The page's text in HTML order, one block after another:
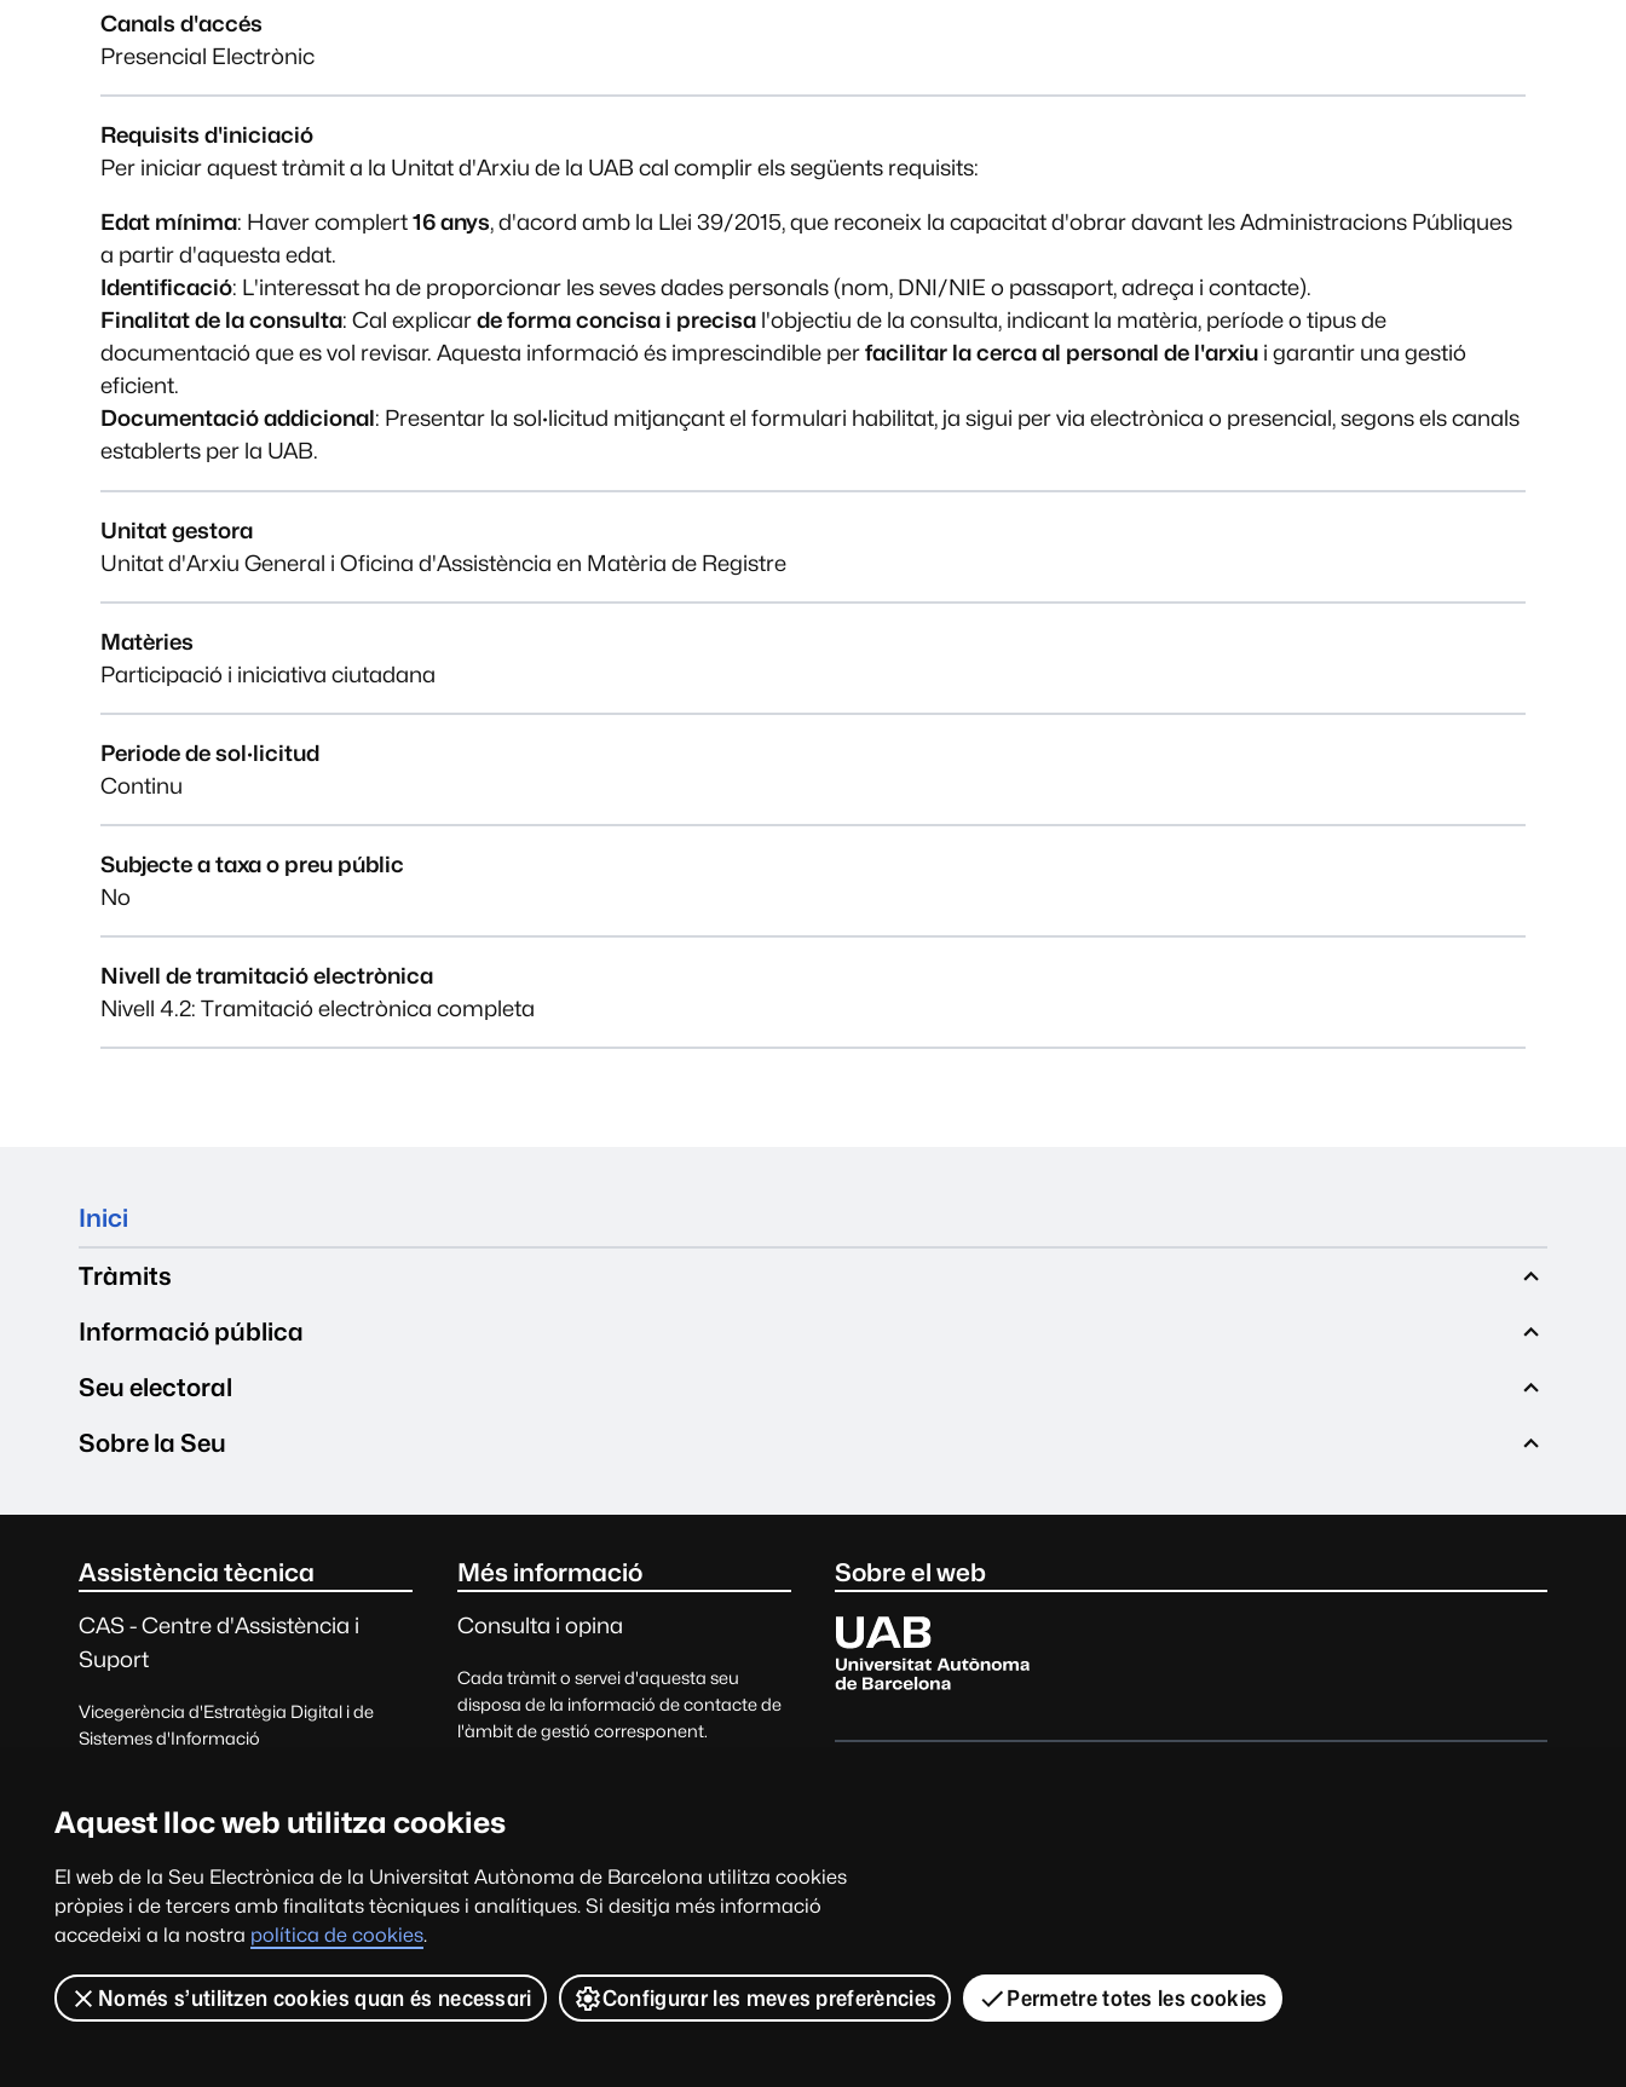
Aquest lloc web utilitza cookies
El web de la Seu Electrònica de la Universitat Autònoma de Barcelona utilitza cookies
pròpies i de tercers amb finalitats tècniques i analítiques. Si desitja més informació
accedeixi a la nostra política de cookies.
Només s’utilitzen cookies quan és necessari Configurar les meves preferències Permetre totes les cookies
Canals d'accés
Presencial Electrònic
Requisits d'iniciació
Per iniciar aquest tràmit a la Unitat d'Arxiu de la UAB cal complir els següents requisits:
Edat mínima: Haver complert16 anys, d'acord amb la Llei 39/2015, que reconeix la capacitat d'obrar davant les Administracions Públiques
a partir d'aquesta edat.
Identificació: L'interessat ha de proporcionar les seves dades personals (nom, DNI/NIE o passaport, adreça i contacte).
Finalitat de la consulta: Cal explicarde forma concisa i precisa l'objectiu de la consulta, indicant la matèria, període o tipus de
documentació que es vol revisar. Aquesta informació és imprescindible perfacilitar la cerca al personal de l'arxiu i garantir una gestió
eficient.
Documentació addicional: Presentar la sol·licitud mitjançant el formulari habilitat, ja sigui per via electrònica o presencial, segons els canals
establerts per la UAB.
Unitat gestora
Unitat d'Arxiu General i Oficina d'Assistència en Matèria de Registre
Matèries
Participació i iniciativa ciutadana
Periode de sol·licitud
Continu
Subjecte a taxa o preu públic
No
Nivell de tramitació electrònica
Nivell 4.2: Tramitació electrònica completa
Mapa del web
Inici
Tràmits
Informació pública
Seu electoral
Sobre la Seu
Contacte i informació legal
Assistència tècnica
CAS - Centre d'Assistència i
Suport
Vicegerència d'Estratègia Digital i de
Sistemes d'Informació
93 581 21 00
cas@uab.cat
Més informació
Consulta i opina
Cada tràmit o servei d'aquesta seu
disposa de la informació de contacte de
l'àmbit de gestió corresponent.
Sobre el web
Universitat Autònoma de Barcelona
© 2026 Universitat Autònoma de Barcelona - Seu Electrònica